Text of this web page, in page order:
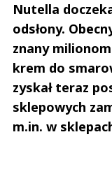
Nutella
odsłony.
znany
krem do
zyskał teraz
sklepowych
m.in. w